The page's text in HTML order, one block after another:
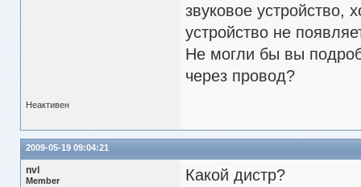
звуковое устройство,
устройство не
Не могли бы вы
через провод?
Неактивен
2009-05-19 09:04:21
nvl
Member
Какой дистр?